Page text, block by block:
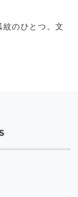
のひとつ。文